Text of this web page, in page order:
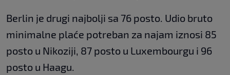
Berlin je drugi najbolji sa 76 posto. Udio bruto
minimalne plaće potreban za najam iznosi 85
posto u Nikoziji, 87 posto u Luxembourgu i 96
posto u Haagu.